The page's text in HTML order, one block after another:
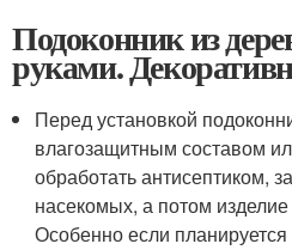
Подоконник из
руками.
Перед установкой
влагозащитным составом
обработать антисептиком,
насекомых, а потом
Особенно если планируется